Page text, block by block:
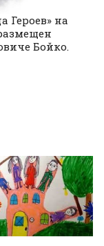
Героев» на
Бойко.